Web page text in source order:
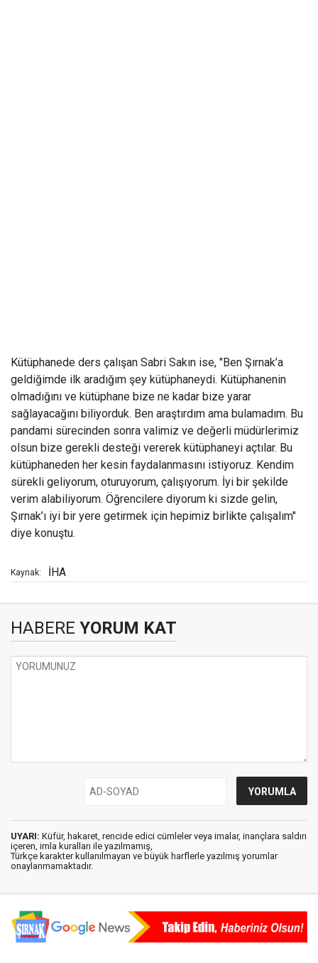
Kütüphanede ders çalışan Sabri Sakın ise, "Ben Şırnak’a
geldiğimde ilk aradığım şey kütüphaneydi. Kütüphanenin
olmadığını ve kütüphane bize ne kadar bize yarar
sağlayacağını biliyorduk. Ben araştırdım ama bulamadım. Bu
pandami sürecinden sonra valimiz ve değerli müdürlerimiz
olsun bize gerekli desteği vererek kütüphaneyi açtılar. Bu
kütüphaneden her kesin faydalanmasını istiyoruz. Kendim
sürekli geliyorum, oturuyorum, çalışıyorum. İyi bir şekilde
verim alabiliyorum. Öğrencilere diyorum ki sizde gelin,
Şırnak’ı iyi bir yere getirmek için hepimiz birlikte çalışalım"
diye konuştu.
Kaynak: İHA
HABERE YORUM KAT
UYARI: Küfür, hakaret, rencide edici cümleler veya imalar, inançlara saldırı
içeren, imla kuralları ile yazılmamış,
Türkçe karakter kullanılmayan ve büyük harflerle yazılmış yorumlar
onaylanmamaktadır.